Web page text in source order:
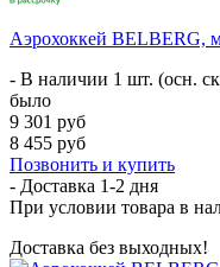
Аэрохоккей BELBERG,
- В наличии 1 шт. (осн.
было
9 301 руб
8 455 руб
Позвонить и купить
- Доставка 1-2 дня
При условии товара в
Доставка без выходных!